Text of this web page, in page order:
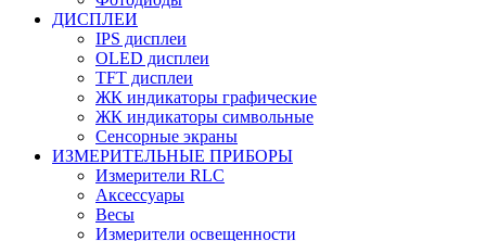
ДИСПЛЕИ
IPS дисплеи
OLED дисплеи
TFT дисплеи
ЖК индикаторы графические
ЖК индикаторы символьные
Сенсорные экраны
ИЗМЕРИТЕЛЬНЫЕ ПРИБОРЫ
Измерители RLC
Аксессуары
Весы
Измерители освещенности